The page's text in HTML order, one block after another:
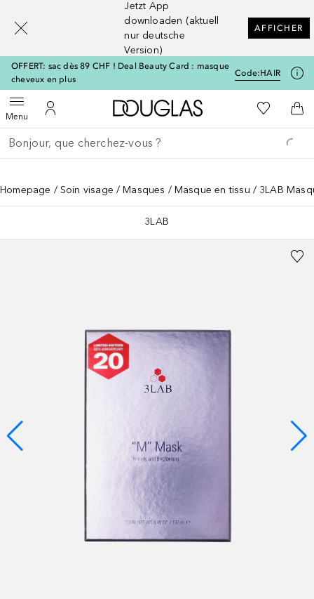
Jetzt App
downloaden (aktuell
nur deutsche
Version)
AFFICHER
OFFERT: sac dès 89 CHF ! Deal Beauty Card : masque
cheveux en plus
Code:HAIR
MenuOuvrir le menuVers Mon Compte
Vers l'accueil Douglas
Vers Ma
Retourner
Exécuter la recherche
Homepage Soin visage Masques Masque en tissu 3LAB
3LAB
[navigation.slideout.screenreader]